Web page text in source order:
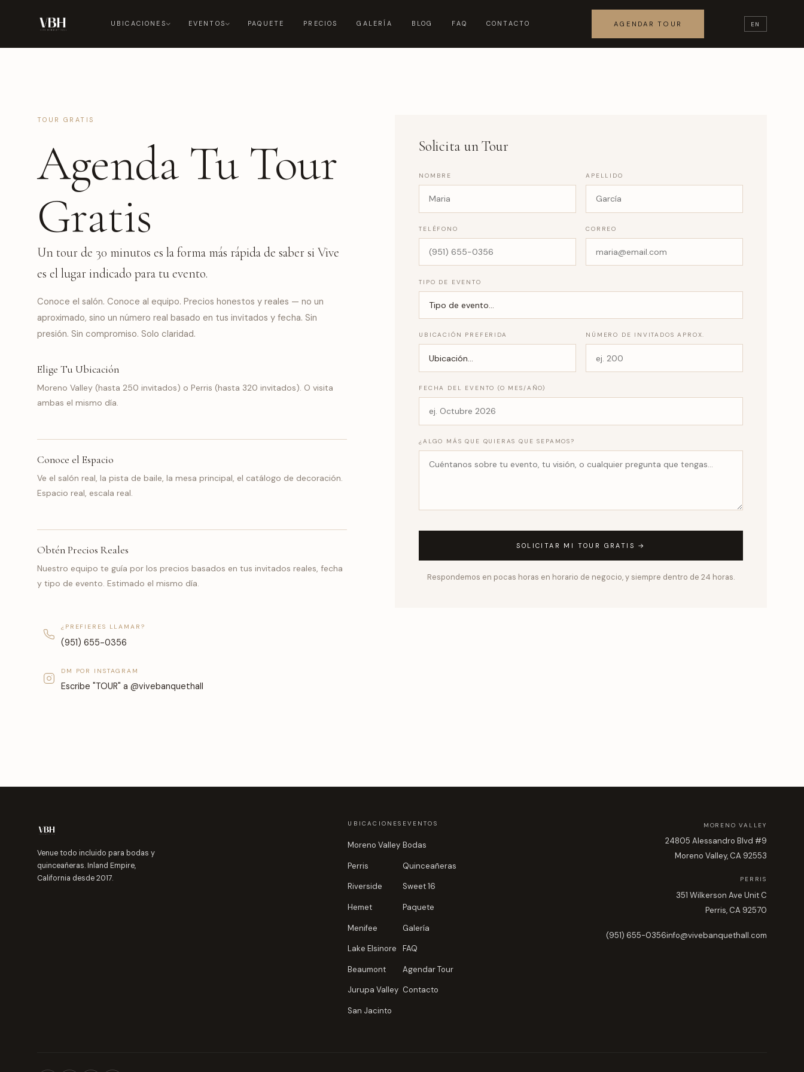
UBICACIONES EVENTOS PAQUETE PRECIOS GALERÍA BLOG FAQ CONTACTO AGENDAR TOUR EN
TOUR GRATIS
Agenda Tu Tour
Gratis
Un tour de 30 minutos es la forma más rápida de saber si Vive
es el lugar indicado para tu evento.
Conoce el salón. Conoce al equipo. Precios honestos y reales — no un
aproximado, sino un número real basado en tus invitados y fecha. Sin
presión. Sin compromiso. Solo claridad.
Elige Tu Ubicación
Moreno Valley (hasta 250 invitados) o Perris (hasta 320 invitados). O visita
ambas el mismo día.
Conoce el Espacio
Ve el salón real, la pista de baile, la mesa principal, el catálogo de decoración.
Espacio real, escala real.
Obtén Precios Reales
Nuestro equipo te guía por los precios basados en tus invitados reales, fecha
y tipo de evento. Estimado el mismo día.
¿PREFIERES LLAMAR?
(951) 655-0356
DM POR INSTAGRAM
Escribe "TOUR" a @vivebanquethall
Solicita un Tour
NOMBRE APELLIDO
TELÉFONO CORREO
TIPO DE EVENTO
UBICACIÓN PREFERIDA NÚMERO DE INVITADOS APROX.
FECHA DEL EVENTO (O MES/AÑO)
¿ALGO MÁS QUE QUIERAS QUE SEPAMOS?
SOLICITAR MI TOUR GRATIS →
Respondemos en pocas horas en horario de negocio, y siempre dentro de 24 horas.
Venue todo incluido para bodas y
quinceañeras. Inland Empire,
California desde 2017.
UBICACIONES
Moreno Valley
Perris
Riverside
Hemet
Menifee
Lake Elsinore
Beaumont
Jurupa Valley
San Jacinto
EVENTOS
Bodas
Quinceañeras
Sweet 16
Paquete
Galería
FAQ
Agendar Tour
Contacto
MORENO VALLEY
24805 Alessandro Blvd #9
Moreno Valley, CA 92553
PERRIS
351 Wilkerson Ave Unit C
Perris, CA 92570
(951) 655-0356info@vivebanquethall.com